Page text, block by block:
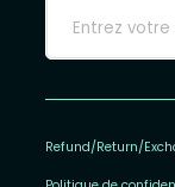
Refund/Return/